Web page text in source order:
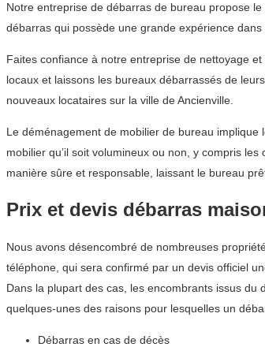
Notre entreprise de débarras de bureau propose
débarras qui possède une grande expérience
Faites confiance à notre entreprise de nettoyage
locaux et laissons les bureaux débarrassés de
nouveaux locataires sur la ville de Ancienville.
Le déménagement de mobilier de bureau implique
mobilier qu’il soit volumineux ou non, y compris
manière sûre et responsable, laissant le bureau
Prix et devis débarras
Nous avons désencombré de nombreuses
téléphone, qui sera confirmé par un devis officiel
Dans la plupart des cas, les encombrants issus
quelques-unes des raisons pour lesquelles un
Débarras en cas de décès